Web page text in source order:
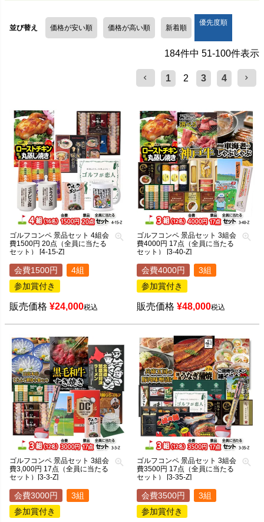
並び替え 価格が安い順 価格が高い順 新着順
優先度順
184件中 51-100件表示
1 2 3 4
ゴルフコンペ 景品セット 4組会
費1500円 20点（全員に当たる
セット） [4-15-Z]
会費1500円
4組
参加賞付き
販売価格 ¥24,000税込
ゴルフコンペ 景品セット 3組会
費4000円 17点（全員に当たる
セット） [3-40-Z]
会費4000円
3組
参加賞付き
販売価格 ¥48,000税込
ゴルフコンペ 景品セット 3組会
費3,000円 17点（全員に当たる
セット）[3-3-Z]
会費3000円
3組
参加賞付き
ゴルフコンペ 景品セット 3組会
費3500円 17点（全員に当たる
セット） [3-35-Z]
会費3500円
3組
参加賞付き